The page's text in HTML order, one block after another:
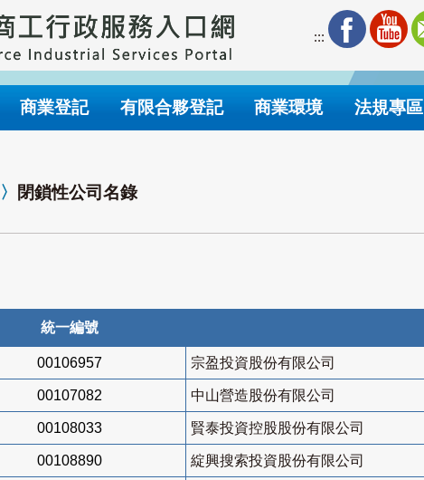
:::
商業登記 有限合夥登記 商業環境 法規專區
〉 閉鎖性公司名錄
統一編號
00106957 宗盈投資股份有限公司
00107082 中山營造股份有限公司
00108033 賢泰投資控股股份有限公司
00108890 綻興搜索投資股份有限公司